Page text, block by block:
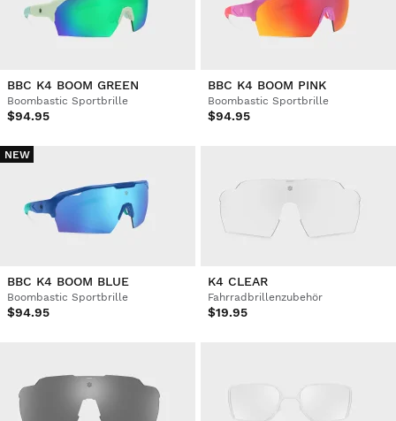
BBC K4 BOOM GREEN
Boombastic Sportbrille
$94.95
BBC K4 BOOM PINK
Boombastic Sportbrille
$94.95
NEW
BBC K4 BOOM BLUE
Boombastic Sportbrille
$94.95
K4 CLEAR
Fahrradbrillenzubehör
$19.95